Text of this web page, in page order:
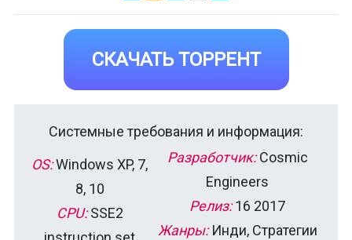
СКАЧАТЬ ТОРРЕНТ
Системные требования и информация:
OS:Windows XP, 7,
8, 10
CPU:SSE2
Разработчик:Cosmic
Engineers
Релиз:16 2017
Жанры:Инди, Стратегии